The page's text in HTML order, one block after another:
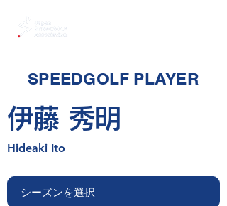
SPEEDGOLF PLAYER
伊藤 秀明
Hideaki Ito